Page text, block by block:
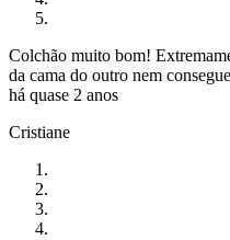
Colchão muito bom!
da cama do outro nem
há quase 2 anos
Cristiane